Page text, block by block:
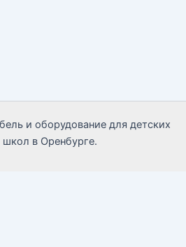
и оборудование для детских
школ в Оренбурге.